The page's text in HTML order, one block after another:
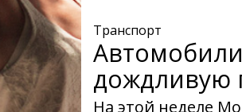
Транспорт
дождливую
На этой неделе